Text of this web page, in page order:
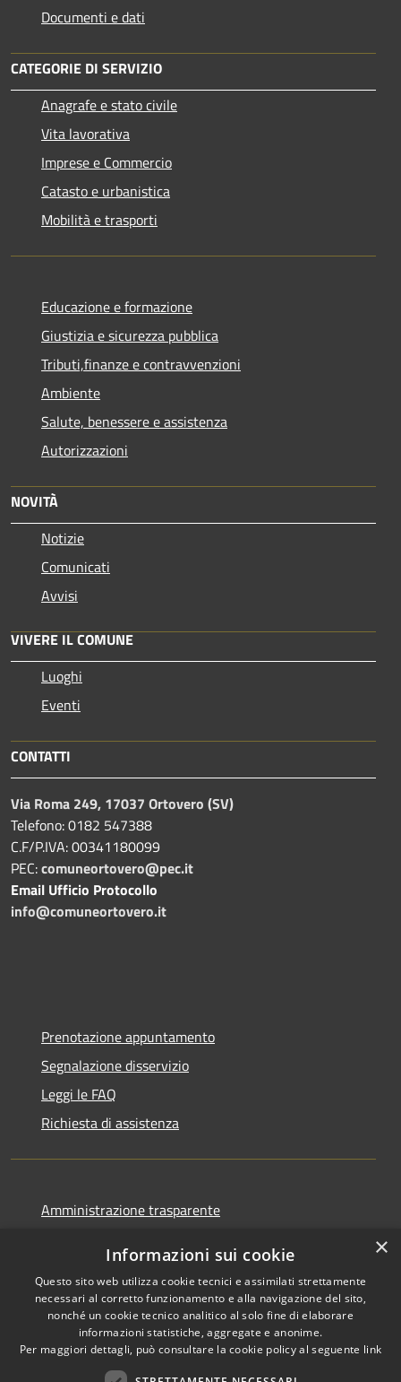
Documenti e dati
CATEGORIE DI SERVIZIO
Anagrafe e stato civile
Vita lavorativa
Imprese e Commercio
Catasto e urbanistica
Mobilità e trasporti
Educazione e formazione
Giustizia e sicurezza pubblica
Tributi,finanze e contravvenzioni
Ambiente
Salute, benessere e assistenza
Autorizzazioni
NOVITÀ
Notizie
Comunicati
Avvisi
VIVERE IL COMUNE
Luoghi
Eventi
CONTATTI
Via Roma 249, 17037 Ortovero (SV)
Telefono: 0182 547388
C.F/P.IVA: 00341180099
PEC:comuneortovero@pec.it
Email Ufficio Protocollo
info@comuneortovero.it
Prenotazione appuntamento
Segnalazione disservizio
Leggi le FAQ
Richiesta di assistenza
Amministrazione trasparente
Dichiarazione di accessibilità
×
Informazioni sui cookie
Questo sito web utilizza cookie tecnici e assimilati strettamente
necessari al corretto funzionamento e alla navigazione del sito,
nonché un cookie tecnico analitico al solo fine di elaborare
informazioni statistiche, aggregate e anonime.
Per maggiori dettagli, può consultare la cookie policy al seguente link